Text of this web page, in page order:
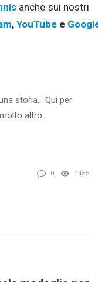
anche sui nostri
, YouTube e
storia... Qui per
altro.
0 1455